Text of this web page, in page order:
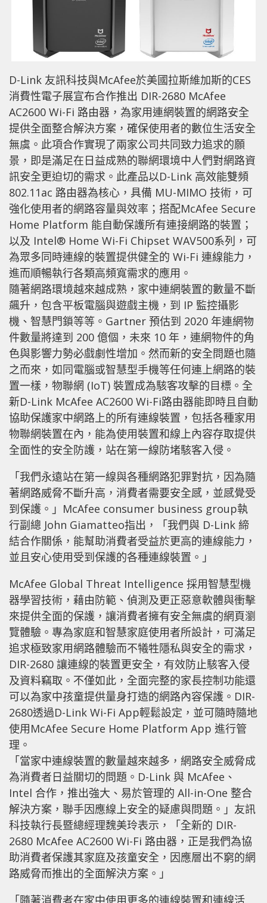
D-Link 友訊科技與McAfee於美國拉斯維加斯的CES
消費性電子展宣布合作推出 DIR-2680 McAfee
AC2600 Wi-Fi 路由器，為家用連網裝置的網路安全
提供全面整合解決方案，確保使用者的數位生活安全
無虞。此項合作實現了兩家公司共同致力追求的願
景，即是滿足在日益成熟的聯網環境中人們對網路資
訊安全更迫切的需求。此產品以D-Link 高效能雙頻
802.11ac 路由器為核心，具備 MU-MIMO 技術，可
強化使用者的網路容量與效率；搭配McAfee Secure
Home Platform 能自動保護所有連接網路的裝置；
以及 Intel® Home Wi-Fi Chipset WAV500系列，可
為眾多同時連線的裝置提供健全的 Wi-Fi 連線能力，
進而順暢執行各類高頻寬需求的應用。
隨著網路環境越來越成熟，家中連網裝置的數量不斷
飆升，包含平板電腦與遊戲主機，到 IP 監控攝影
機、智慧門鎖等等。Gartner 預估到 2020 年連網物
件數量將達到 200 億個，未來 10 年，連網物件的角
色與影響力勢必戲劇性增加。然而新的安全問題也隨
之而來，如同電腦或智慧型手機等任何連上網路的裝
置一樣，物聯網 (IoT) 裝置成為駭客攻擊的目標。全
新D-Link McAfee AC2600 Wi-Fi路由器能即時且自動
協助保護家中網路上的所有連線裝置，包括各種家用
物聯網裝置在內，能為使用裝置和線上內容存取提供
全面性的安全防護，站在第一線防堵駭客入侵。
「我們永遠站在第一線與各種網路犯罪對抗，因為隨
著網路威脅不斷升高，消費者需要安全感，並感覺受
到保護。」McAfee consumer business group執
行副總 John Giamatteo指出，「我們與 D-Link 締
結合作關係，能幫助消費者受益於更高的連線能力，
並且安心使用受到保護的各種連線裝置。」
McAfee Global Threat Intelligence 採用智慧型機
器學習技術，藉由防範、偵測及更正惡意軟體與衝擊
來提供全面的保護，讓消費者擁有安全無虞的網頁瀏
覽體驗。專為家庭和智慧家庭使用者所設計，可滿足
追求極致家用網路體驗而不犧牲隱私與安全的需求，
DIR-2680 讓連線的裝置更安全，有效防止駭客入侵
及資料竊取。不僅如此，全面完整的家長控制功能還
可以為家中孩童提供量身打造的網路內容保護。DIR-
2680透過D-Link Wi-Fi App輕鬆設定，並可隨時隨地
使用McAfee Secure Home Platform App 進行管
理。
「當家中連線裝置的數量越來越多，網路安全威脅成
為消費者日益關切的問題。D-Link 與 McAfee、
Intel 合作，推出強大、易於管理的 All-in-One 整合
解決方案，聯手因應線上安全的疑慮與問題。」友訊
科技執行長暨總經理魏美玲表示，「全新的 DIR-
2680 McAfee AC2600 Wi-Fi 路由器，正是我們為協
助消費者保護其家庭及孩童安全，因應層出不窮的網
路威脅而推出的全面解決方案。」
「隨著消費者在家中使用更多的連線裝置和連線活